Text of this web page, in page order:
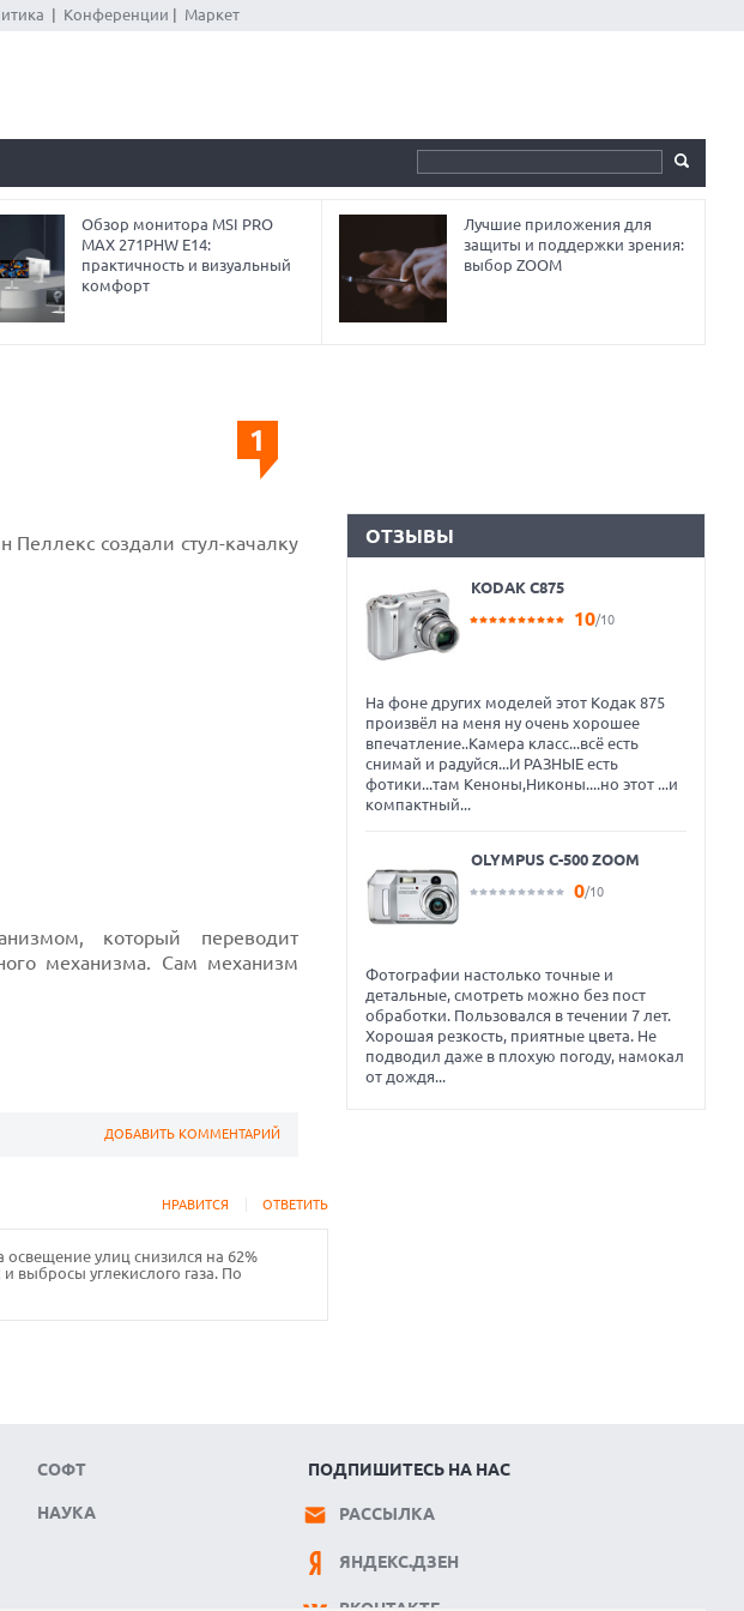
Конференции Маркет
Обзор монитора MSI PRO
MAX 271PHW E14:
практичность и визуальный
комфорт
Лучшие приложения для
защиты и поддержки зрения:
выбор ZOOM
1
создали стул-качалку
который переводит
механизма. Сам механизм
ДОБАВИТЬ КОММЕНТАРИЙ
НРАВИТСЯ ОТВЕТИТЬ
освещение улиц снизился на 62%
выбросы углекислого газа. По
ОТЗЫВЫ
KODAK C875
10/10
На фоне других моделей этот Кодак 875
произвёл на меня ну очень хорошее
впечатление..Камера класс...всё есть
снимай и радуйся...И РАЗНЫЕ есть
фотики...там Кеноны,Никоны....но этот ...и
компактный...
OLYMPUS C-500 ZOOM
0/10
Фотографии настолько точные и
детальные, смотреть можно без пост
обработки. Пользовался в течении 7 лет.
Хорошая резкость, приятные цвета. Не
подводил даже в плохую погоду, намокал
от дождя...
СОФТ
НАУКА
ПОДПИШИТЕСЬ НА НАС
РАССЫЛКА
ЯНДЕКС.ДЗЕН